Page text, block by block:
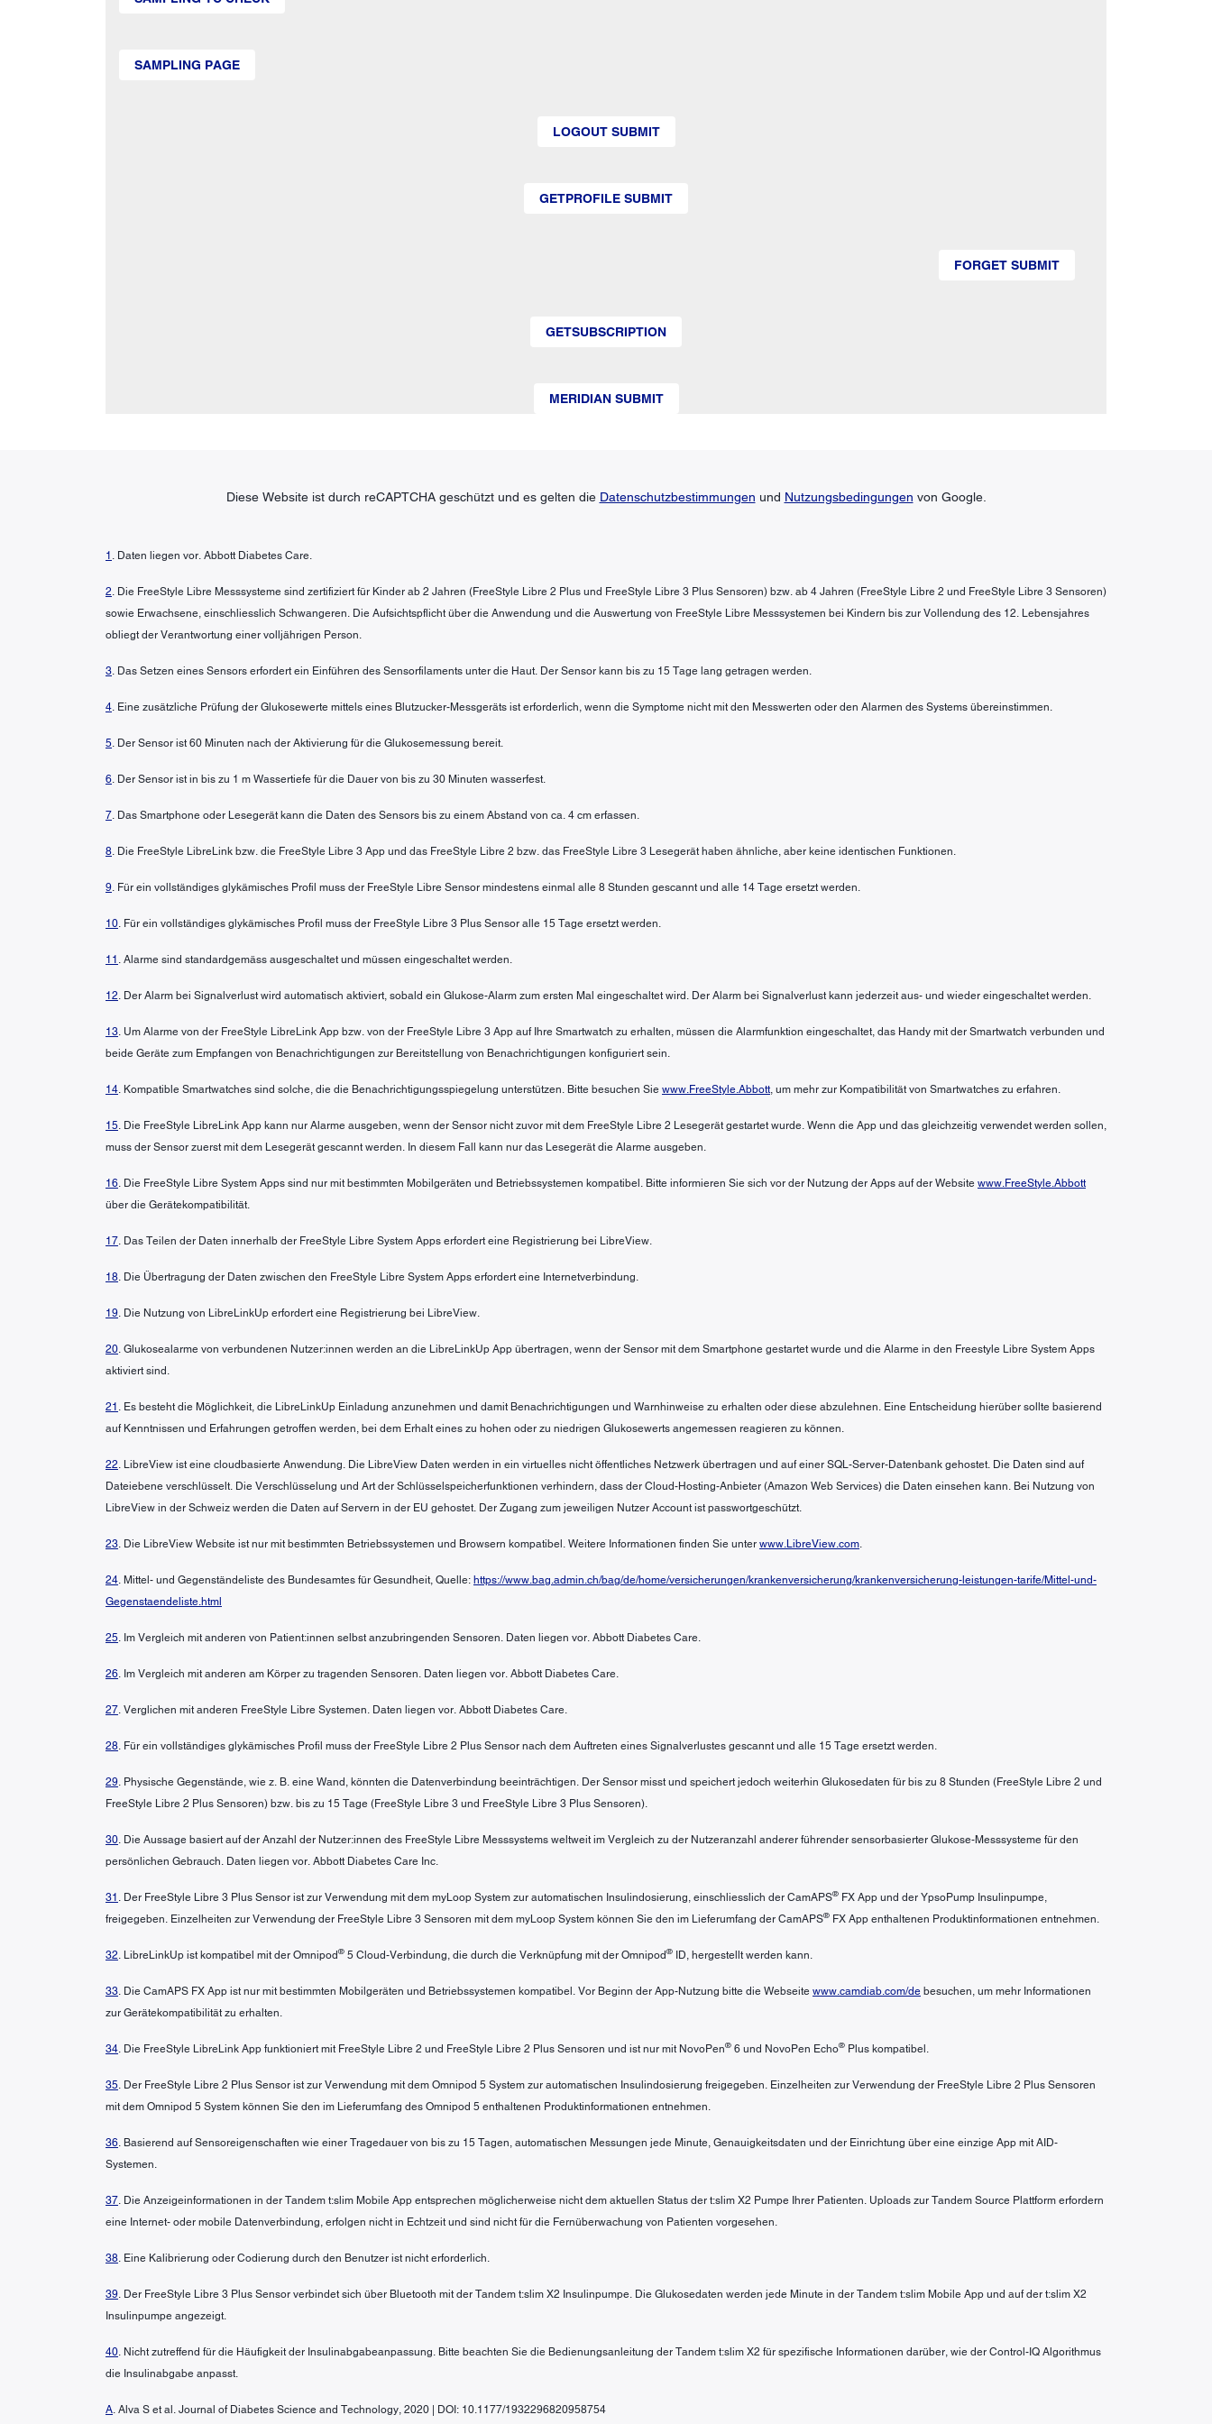
SAMPLING PAGE
LOGOUT SUBMIT
GETPROFILE SUBMIT
FORGET SUBMIT
GETSUBSCRIPTION
MERIDIAN SUBMIT
Diese Website ist durch reCAPTCHA geschützt und es gelten die Datenschutzbestimmungen und Nutzungsbedingungen von Google.
1 . Daten liegen vor. Abbott Diabetes Care.
2. Die FreeStyle Libre Messsysteme sind zertifiziert für Kinder ab 2 Jahren (FreeStyle Libre 2 Plus und FreeStyle Libre 3 Plus Sensoren) bzw. ab 4 Jahren (FreeStyle Libre 2 und FreeStyle Libre 3 Sensoren)
sowie Erwachsene, einschliesslich Schwangeren. Die Aufsichtspflicht über die Anwendung und die Auswertung von FreeStyle Libre Messsystemen bei Kindern bis zur Vollendung des 12. Lebensjahres
obliegt der Verantwortung einer volljährigen Person.
3. Das Setzen eines Sensors erfordert ein Einführen des Sensorfilaments unter die Haut. Der Sensor kann bis zu 15 Tage lang getragen werden.
4. Eine zusätzliche Prüfung der Glukosewerte mittels eines Blutzucker-Messgeräts ist erforderlich, wenn die Symptome nicht mit den Messwerten oder den Alarmen des Systems übereinstimmen.
5. Der Sensor ist 60 Minuten nach der Aktivierung für die Glukosemessung bereit.
6. Der Sensor ist in bis zu 1 m Wassertiefe für die Dauer von bis zu 30 Minuten wasserfest.
7. Das Smartphone oder Lesegerät kann die Daten des Sensors bis zu einem Abstand von ca. 4 cm erfassen.
8. Die FreeStyle LibreLink bzw. die FreeStyle Libre 3 App und das FreeStyle Libre 2 bzw. das FreeStyle Libre 3 Lesegerät haben ähnliche, aber keine identischen Funktionen.
9. Für ein vollständiges glykämisches Profil muss der FreeStyle Libre Sensor mindestens einmal alle 8 Stunden gescannt und alle 14 Tage ersetzt werden.
10. Für ein vollständiges glykämisches Profil muss der FreeStyle Libre 3 Plus Sensor alle 15 Tage ersetzt werden.
11 . Alarme sind standardgemäss ausgeschaltet und müssen eingeschaltet werden.
12. Der Alarm bei Signalverlust wird automatisch aktiviert, sobald ein Glukose-Alarm zum ersten Mal eingeschaltet wird. Der Alarm bei Signalverlust kann jederzeit aus- und wieder eingeschaltet werden.
13. Um Alarme von der FreeStyle LibreLink App bzw. von der FreeStyle Libre 3 App auf Ihre Smartwatch zu erhalten, müssen die Alarmfunktion eingeschaltet, das Handy mit der Smartwatch verbunden und
beide Geräte zum Empfangen von Benachrichtigungen zur Bereitstellung von Benachrichtigungen konfiguriert sein.
14. Kompatible Smartwatches sind solche, die die Benachrichtigungsspiegelung unterstützen. Bitte besuchen Sie www.FreeStyle.Abbott, um mehr zur Kompatibilität von Smartwatches zu erfahren.
15. Die FreeStyle LibreLink App kann nur Alarme ausgeben, wenn der Sensor nicht zuvor mit dem FreeStyle Libre 2 Lesegerät gestartet wurde. Wenn die App und das gleichzeitig verwendet werden sollen,
muss der Sensor zuerst mit dem Lesegerät gescannt werden. In diesem Fall kann nur das Lesegerät die Alarme ausgeben.
16. Die FreeStyle Libre System Apps sind nur mit bestimmten Mobilgeräten und Betriebssystemen kompatibel. Bitte informieren Sie sich vor der Nutzung der Apps auf der Website www.FreeStyle.Abbott
über die Gerätekompatibilität.
17. Das Teilen der Daten innerhalb der FreeStyle Libre System Apps erfordert eine Registrierung bei LibreView.
18. Die Übertragung der Daten zwischen den FreeStyle Libre System Apps erfordert eine Internetverbindung.
19. Die Nutzung von LibreLinkUp erfordert eine Registrierung bei LibreView.
20. Glukosealarme von verbundenen Nutzer:innen werden an die LibreLinkUp App übertragen, wenn der Sensor mit dem Smartphone gestartet wurde und die Alarme in den Freestyle Libre System Apps
aktiviert sind.
21 . Es besteht die Möglichkeit, die LibreLinkUp Einladung anzunehmen und damit Benachrichtigungen und Warnhinweise zu erhalten oder diese abzulehnen. Eine Entscheidung hierüber sollte basierend
auf Kenntnissen und Erfahrungen getroffen werden, bei dem Erhalt eines zu hohen oder zu niedrigen Glukosewerts angemessen reagieren zu können.
22. LibreView ist eine cloudbasierte Anwendung. Die LibreView Daten werden in ein virtuelles nicht öffentliches Netzwerk übertragen und auf einer SQL-Server-Datenbank gehostet. Die Daten sind auf
Dateiebene verschlüsselt. Die Verschlüsselung und Art der Schlüsselspeicherfunktionen verhindern, dass der Cloud-Hosting-Anbieter (Amazon Web Services) die Daten einsehen kann. Bei Nutzung von
LibreView in der Schweiz werden die Daten auf Servern in der EU gehostet. Der Zugang zum jeweiligen Nutzer Account ist passwortgeschützt.
23. Die LibreView Website ist nur mit bestimmten Betriebssystemen und Browsern kompatibel. Weitere Informationen finden Sie unter www.LibreView.com.
24. Mittel- und Gegenständeliste des Bundesamtes für Gesundheit, Quelle: https://www.bag.admin.ch/bag/de/home/versicherungen/krankenversicherung/krankenversicherung-leistungen-tarife/Mittel-und-
Gegenstaendeliste.html
25. Im Vergleich mit anderen von Patient:innen selbst anzubringenden Sensoren. Daten liegen vor. Abbott Diabetes Care.
26. Im Vergleich mit anderen am Körper zu tragenden Sensoren. Daten liegen vor. Abbott Diabetes Care.
27. Verglichen mit anderen FreeStyle Libre Systemen. Daten liegen vor. Abbott Diabetes Care.
28. Für ein vollständiges glykämisches Profil muss der FreeStyle Libre 2 Plus Sensor nach dem Auftreten eines Signalverlustes gescannt und alle 15 Tage ersetzt werden.
29. Physische Gegenstände, wie z. B. eine Wand, könnten die Datenverbindung beeinträchtigen. Der Sensor misst und speichert jedoch weiterhin Glukosedaten für bis zu 8 Stunden (FreeStyle Libre 2 und
FreeStyle Libre 2 Plus Sensoren) bzw. bis zu 15 Tage (FreeStyle Libre 3 und FreeStyle Libre 3 Plus Sensoren).
30. Die Aussage basiert auf der Anzahl der Nutzer:innen des FreeStyle Libre Messsystems weltweit im Vergleich zu der Nutzeranzahl anderer führender sensorbasierter Glukose-Messsysteme für den
persönlichen Gebrauch. Daten liegen vor. Abbott Diabetes Care Inc.
31 . Der FreeStyle Libre 3 Plus Sensor ist zur Verwendung mit dem myLoop System zur automatischen Insulindosierung, einschliesslich der CamAPS® FX App und der YpsoPump Insulinpumpe,
freigegeben. Einzelheiten zur Verwendung der FreeStyle Libre 3 Sensoren mit dem myLoop System können Sie den im Lieferumfang der CamAPS® FX App enthaltenen Produktinformationen entnehmen.
32. LibreLinkUp ist kompatibel mit der Omnipod® 5 Cloud-Verbindung, die durch die Verknüpfung mit der Omnipod® ID, hergestellt werden kann.
33. Die CamAPS FX App ist nur mit bestimmten Mobilgeräten und Betriebssystemen kompatibel. Vor Beginn der App-Nutzung bitte die Webseite www.camdiab.com/de besuchen, um mehr Informationen
zur Gerätekompatibilität zu erhalten.
34. Die FreeStyle LibreLink App funktioniert mit FreeStyle Libre 2 und FreeStyle Libre 2 Plus Sensoren und ist nur mit NovoPen® 6 und NovoPen Echo® Plus kompatibel.
35. Der FreeStyle Libre 2 Plus Sensor ist zur Verwendung mit dem Omnipod 5 System zur automatischen Insulindosierung freigegeben. Einzelheiten zur Verwendung der FreeStyle Libre 2 Plus Sensoren
mit dem Omnipod 5 System können Sie den im Lieferumfang des Omnipod 5 enthaltenen Produktinformationen entnehmen.
36. Basierend auf Sensoreigenschaften wie einer Tragedauer von bis zu 15 Tagen, automatischen Messungen jede Minute, Genauigkeitsdaten und der Einrichtung über eine einzige App mit AID-
Systemen.
37. Die Anzeigeinformationen in der Tandem t:slim Mobile App entsprechen möglicherweise nicht dem aktuellen Status der t:slim X2 Pumpe Ihrer Patienten. Uploads zur Tandem Source Plattform erfordern
eine Internet- oder mobile Datenverbindung, erfolgen nicht in Echtzeit und sind nicht für die Fernüberwachung von Patienten vorgesehen.
38. Eine Kalibrierung oder Codierung durch den Benutzer ist nicht erforderlich.
39. Der FreeStyle Libre 3 Plus Sensor verbindet sich über Bluetooth mit der Tandem t:slim X2 Insulinpumpe. Die Glukosedaten werden jede Minute in der Tandem t:slim Mobile App und auf der t:slim X2
Insulinpumpe angezeigt.
40. Nicht zutreffend für die Häufigkeit der Insulinabgabeanpassung. Bitte beachten Sie die Bedienungsanleitung der Tandem t:slim X2 für spezifische Informationen darüber, wie der Control-IQ Algorithmus
die Insulinabgabe anpasst.
A. Alva S et al. Journal of Diabetes Science and Technology, 2020 | DOI: 10.1177/1932296820958754